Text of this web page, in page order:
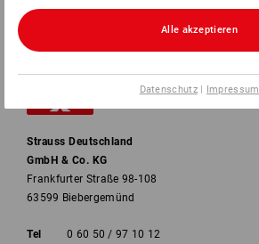
Strauss Deutschland
GmbH & Co. KG
Frankfurter Straße 98-108
63599 Biebergemünd
Tel
0 60 50 / 97 10 12
Alle akzeptieren
Datenschutz| Impressum